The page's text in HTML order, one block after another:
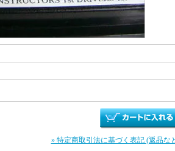
» 特定商取引法に基づく表記 (返品な